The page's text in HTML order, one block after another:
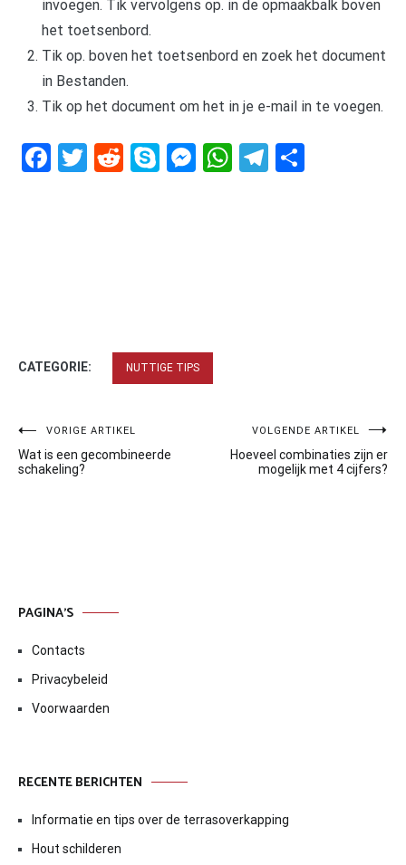
invoegen. Tik vervolgens op. in de opmaakbalk boven
het toetsenbord.
Tik op. boven het toetsenbord en zoek het document
in Bestanden.
Tik op het document om het in je e-mail in te voegen.
Facebook
Twitter
RedditSkypeMessenger
WhatsApp
Telegram
CATEGORIE: NUTTIGE TIPS
Bericht
navigatie
VORIGE ARTIKEL
Wat is een gecombineerde
schakeling?
VOLGENDE ARTIKEL
Hoeveel combinaties zijn er
mogelijk met 4 cijfers?
PAGINA’S
Contacts
Privacybeleid
Voorwaarden
RECENTE BERICHTEN
Informatie en tips over de terrasoverkapping
Hout schilderen